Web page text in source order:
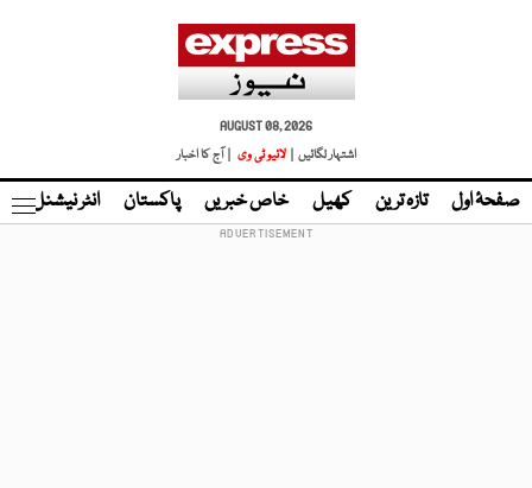
AUGUST 08, 2026
اشتہار لگائیں |
لائیو ٹی وی | آج کا اخبار
صفحۂ اول تازہ ترین کھیل خاص خبریں پاکستان انٹر نیشنل